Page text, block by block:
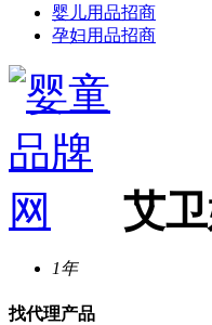
婴儿用品招商
孕妇用品招商
艾
1年
找代理产品